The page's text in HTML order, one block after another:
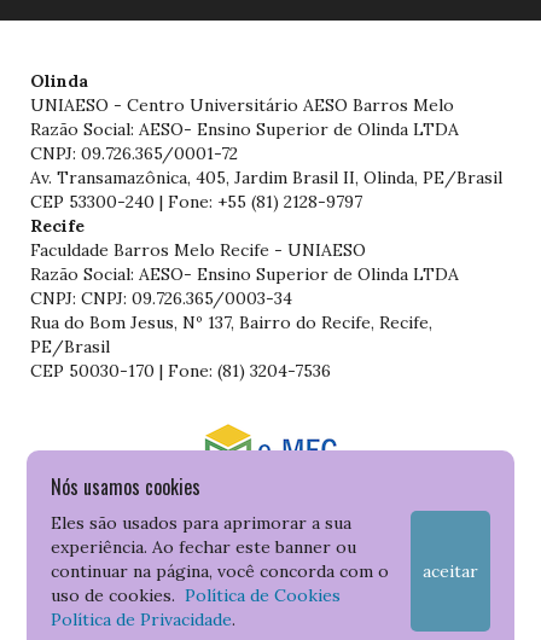
Nós usamos cookies
Eles são usados para aprimorar a sua
experiência. Ao fechar este banner ou
continuar na página, você concorda com o
uso de cookies.Política de Cookies
Política de Privacidade.
aceitar
Olinda
UNIAESO - Centro Universitário AESO Barros Melo
Razão Social: AESO- Ensino Superior de Olinda LTDA
CNPJ: 09.726.365/0001-72
Av. Transamazônica, 405, Jardim Brasil II, Olinda, PE/Brasil
CEP 53300-240 | Fone: +55 (81) 2128-9797
Recife
Faculdade Barros Melo Recife - UNIAESO
Razão Social: AESO- Ensino Superior de Olinda LTDA
CNPJ: CNPJ: 09.726.365/0003-34
Rua do Bom Jesus, Nº 137, Bairro do Recife, Recife,
PE/Brasil
CEP 50030-170 | Fone: (81) 3204-7536
Consulte o cadastro da Instituição no Sistema do e-MEC